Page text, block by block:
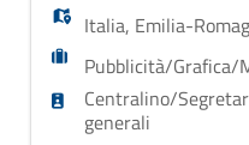
Italia, Emilia-
Pubblicità/Grafica/
Centralino/
generali